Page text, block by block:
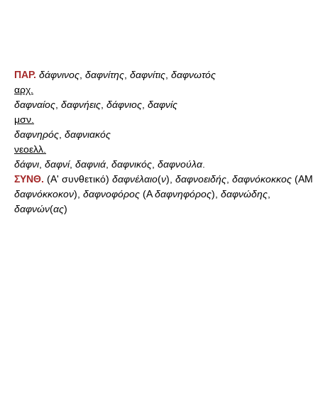
ΠΑΡ. δάφνινος δαφνίτης δαφνίτις δαφνωτός
αρχ.
δαφναίος δαφνήεις δάφνιος δαφνίς
μσν.
δαφνηρός δαφνιακός
νεοελλ.
δάφνι δαφνί, δαφνιά δαφνικός δαφνούλα
ΣΥΝΘ. (Α' συνθετικό) δαφνέλαιο(ν), δαφνοειδής δαφνόκοκκος (AM
δαφνόκκοκον), δαφνοφόρος (Αδαφνηφόρος), δαφνώδης
δαφνών(ας)